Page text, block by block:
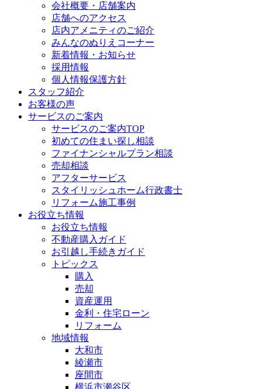
会社概要・店舗案内
店舗へのアクセス
店内アメニティのご紹介
みんなのぬりえコーナー
新着情報・お知らせ
採用情報
個人情報保護方針
スタッフ紹介
お客様の声
サービスのご案内
サービスのご案内TOP
初めての住まい探し相談
ファイナンシャルプラン相談
売却相談
アフターサービス
スタイリッシュホーム行政書士
リフォーム施工事例
お役立ち情報
お役立ち情報
不動産購入ガイド
お引越し手続きガイド
トピックス
購入
売却
資産運用
金利・住宅ローン
リフォーム
地域情報
大和市
綾瀬市
座間市
横浜市瀬谷区